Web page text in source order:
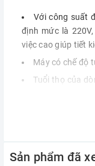
Với công suất
định mức là
việc cao giúp tiết
Máy có chế độ
Tuổi thọ của
các loại máy hàn
xỉ.
Sản phẩm đã